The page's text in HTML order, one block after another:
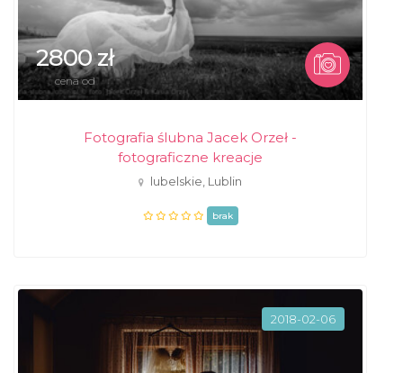
2800 zł
cena od
Fotografia ślubna Jacek Orzeł -
fotograficzne kreacje
lubelskie, Lublin
brak
2018-02-06